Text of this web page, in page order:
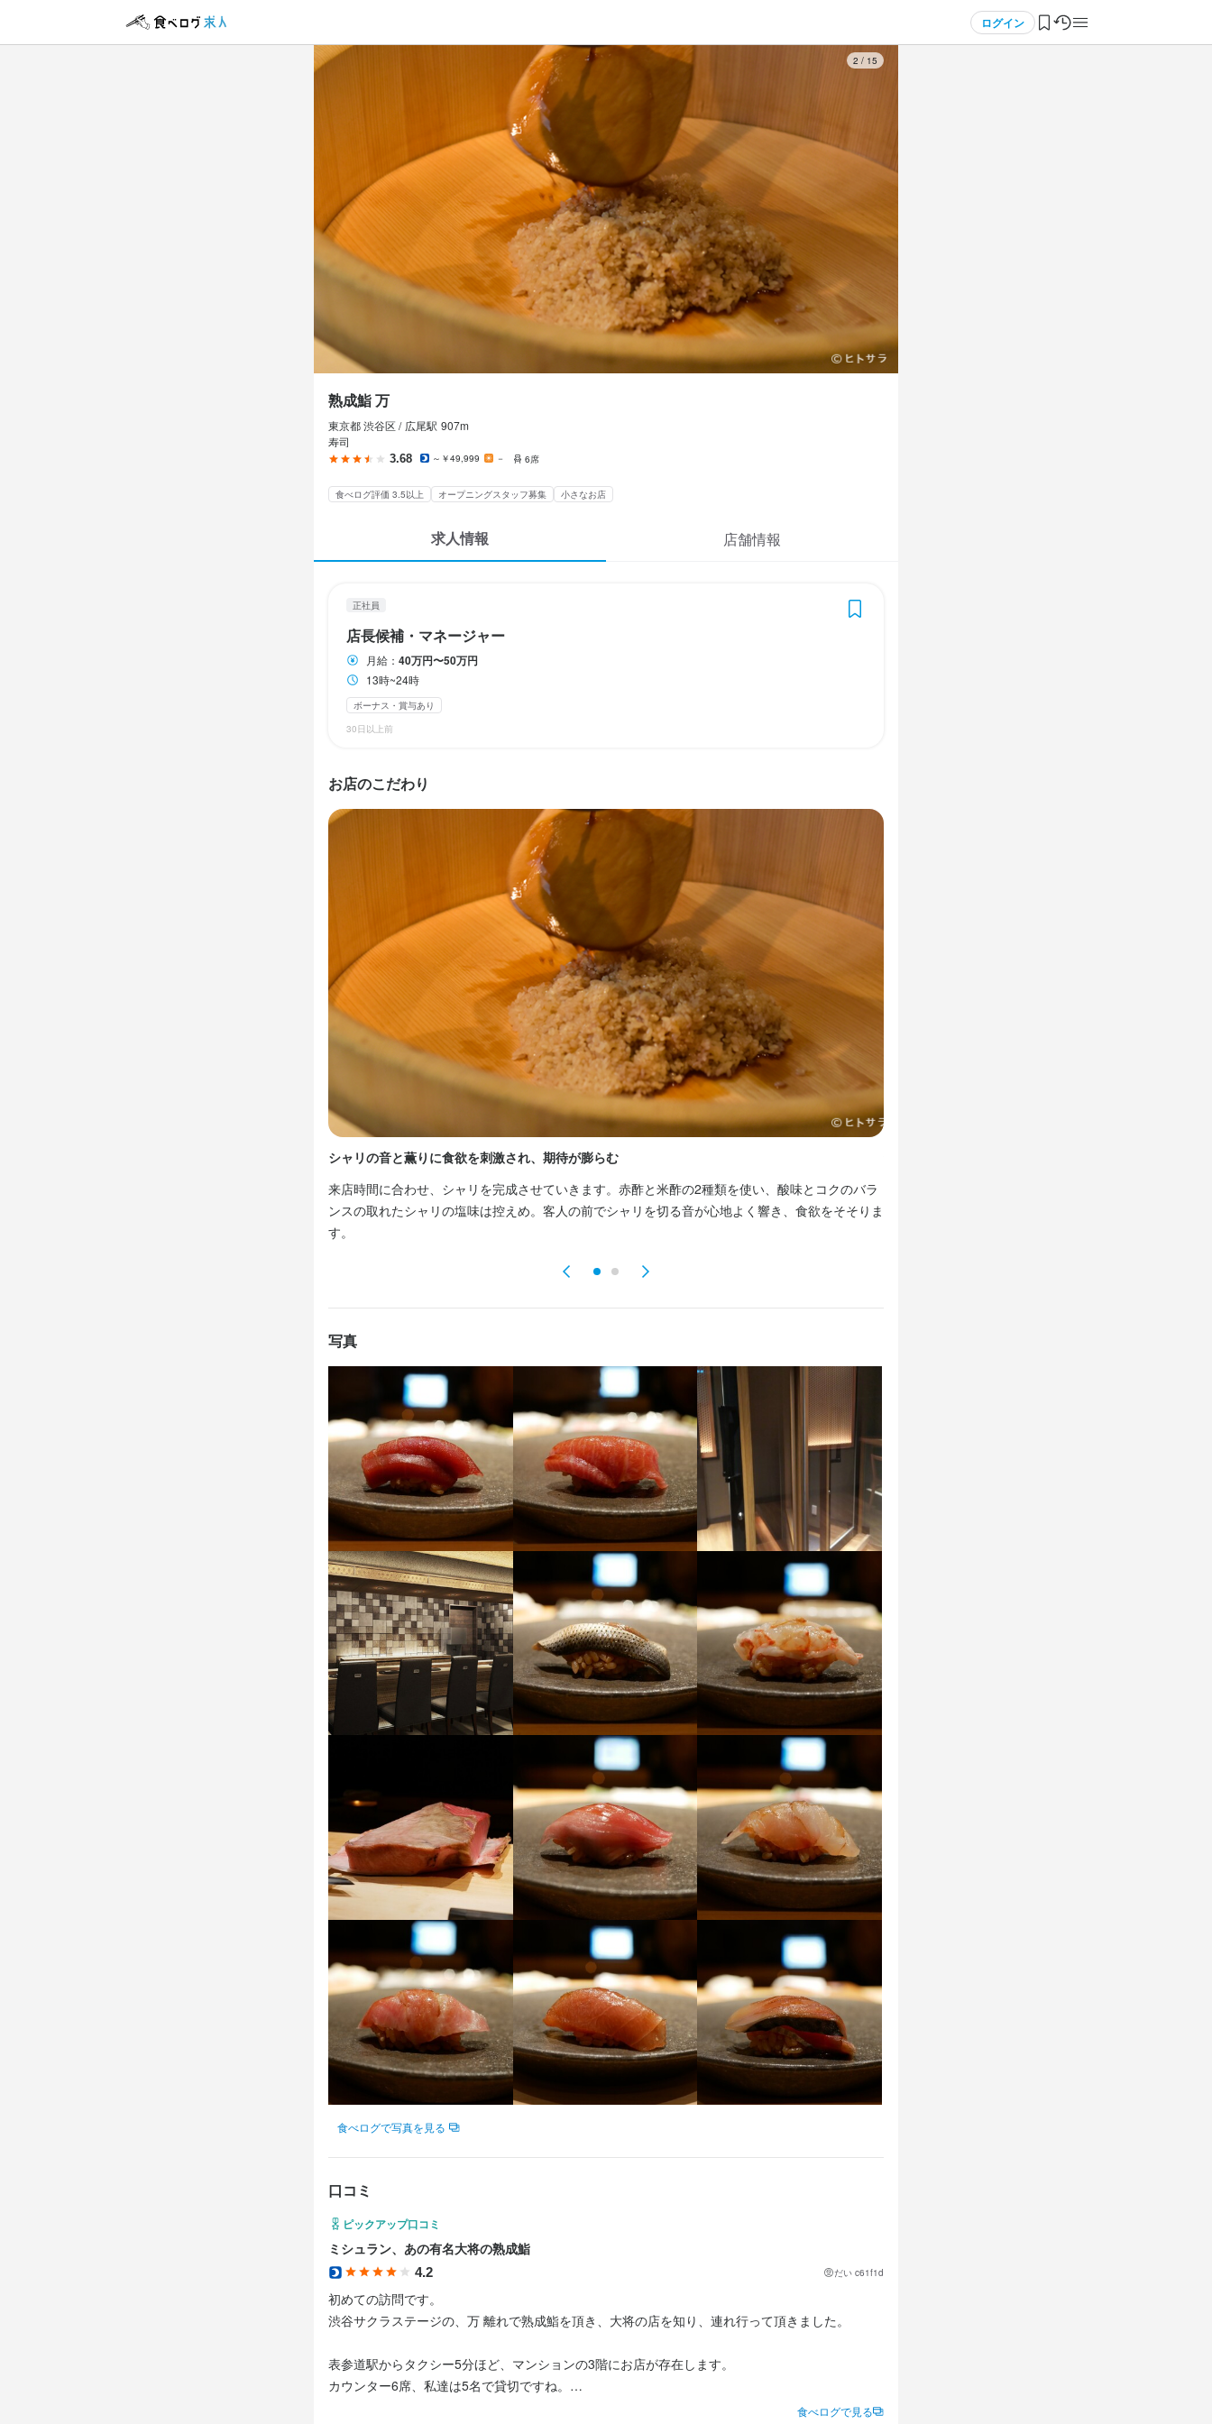
ログイン
3 / 15
熟成鮨 万
東京都 渋谷区 / 広尾駅 907m
寿司
3.68 ～￥49,999 － 6席
食べログ評価 3.5以上 オープニングスタッフ募集 小さなお店
求人情報 店舗情報
正社員
店長候補・マネージャー
月給： 40万円〜50万円
13時~24時
ボーナス・賞与あり
30日以上前
お店のこだわり
シャリの音と薫りに食欲を刺激され、期待が膨らむ
来店時間に合わせ、シャリを完成させていきます。赤酢と米酢の2種類を使い、酸味とコクのバラ
ンスの取れたシャリの塩味は控えめ。客人の前でシャリを切る音が心地よく響き、食欲をそそりま
す。
写真
食べログで写真を見る
口コミ
ピックアップ口コミ
ミシュラン、あの有名大将の熟成鮨
4.2 だい c61f1d
初めての訪問です。
渋谷サクラステージの、万 離れで熟成鮨を頂き、大将の店を知り、連れ行って頂きました。
表参道駅からタクシー5分ほど、マンションの3階にお店が存在します。
カウンター6席、私達は5名で貸切ですね。
食べログで見る
求人を選択する
店長候補 月給： 40万円〜50万円
求人を選択する
店長候補 月給： 40万円〜70万円
求人を選択する
店長候補 月給： 40万円〜60万円
求人を選択する
ホールスタッフ 時給： 1,500円〜1,800円
正社員 料理長候補
店長候補・マネージャー
店長候補・マネージャー
月給400,000円〜500,000円
ボーナス・賞与あり 昇給あり
試用期間
3ヶ月 月給30万円
勤務時間
終電考慮あり
休日・休暇
月 7日以上
まかない・食事補助あり 社会保険完備
特徴
独立希望者歓迎
仕事内容
伊勢神宮に出店する
発注
この仕事のおすすめポイント
弊社用意し家賃負担
保険完備
休みは月7回
コンセプトと数個のタスクをこなしてもらえば、
基本的には自由
包丁さばき
仕入れ・食材の目利き
店名
熟成鮨 万
勤務地
東京都渋谷区東4-6-5 ヴァビル 301
連絡先
036-712-6744
法人名・事業者名
株式会社 万